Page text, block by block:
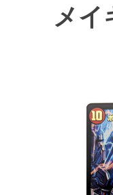
メイ